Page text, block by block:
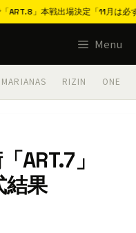
場決定「11月は必ず優勝したい」
Menu
MARIANAS RIZIN ONE
ART.7」
結果